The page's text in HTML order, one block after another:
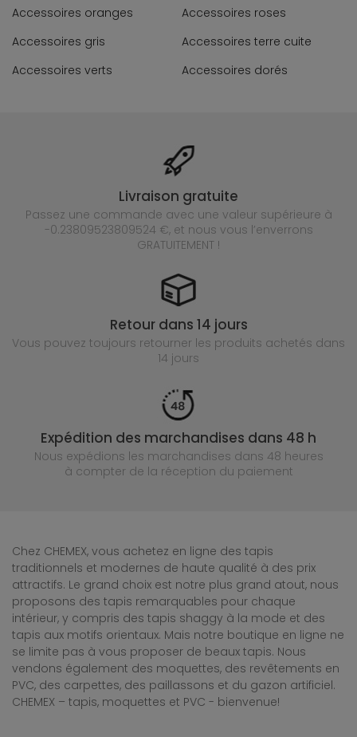
Accessoires oranges
Accessoires roses
Accessoires gris
Accessoires terre cuite
Accessoires verts
Accessoires dorés
Livraison gratuite
Passez une commande avec une valeur supérieure à
-0.23809523809524 €, et nous vous l’enverrons
GRATUITEMENT !
Retour dans 14 jours
Vous pouvez toujours retourner les produits achetés dans
14 jours
Expédition des marchandises dans 48 h
Nous expédions les marchandises dans 48 heures
à compter de la réception du paiement
Chez CHEMEX, vous achetez en ligne des tapis
traditionnels et modernes de haute qualité à des prix
attractifs. Le grand choix est notre plus grand atout, nous
proposons des tapis remarquables pour chaque
intérieur, y compris des tapis shaggy à la mode et des
tapis aux motifs orientaux. Mais notre boutique en ligne ne
se limite pas à vous proposer de beaux tapis. Nous
vendons également des moquettes, des revêtements en
PVC, des carpettes, des paillassons et du gazon artificiel.
CHEMEX – tapis, moquettes et PVC - bienvenue!